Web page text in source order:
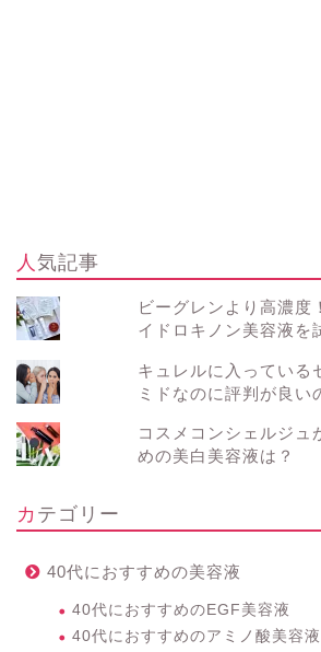
人気記事
ビーグレンより高濃度
イドロキノン美容液を
キュレルに入っている
ミドなのに評判が良い
コスメコンシェルジュ
めの美白美容液は？
カテゴリー
40代におすすめの美容液
40代におすすめのEGF美容液
40代におすすめのアミノ酸美容液